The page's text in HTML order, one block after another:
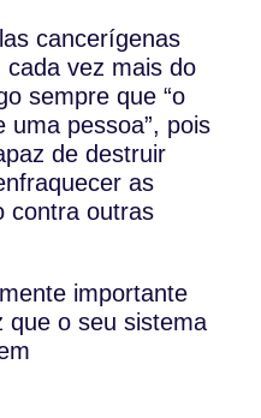
cancerígenas
vez mais do
sempre que “o
uma pessoa”, pois
de destruir
as
contra outras
importante
que o seu sistema